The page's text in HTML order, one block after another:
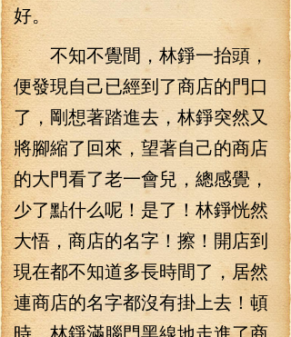
好。
不知不覺間，林錚一抬頭，
便發現自己已經到了商店的門口
了，剛想著踏進去，林錚突然又
將腳縮了回來，望著自己的商店
的大門看了老一會兒，總感覺，
少了點什么呢！是了！林錚恍然
大悟，商店的名字！擦！開店到
現在都不知道多長時間了，居然
連商店的名字都沒有掛上去！頓